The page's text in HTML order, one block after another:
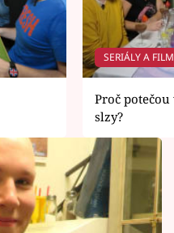
SERIÁLY A
Proč
slzy?